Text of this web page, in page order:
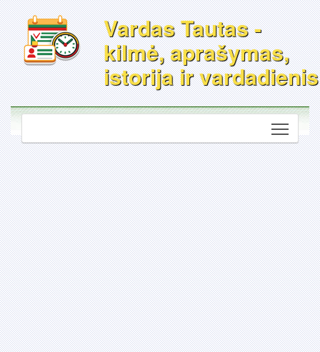
Vardas Tautas -
kilmė, aprašymas,
istorija ir vardadienis